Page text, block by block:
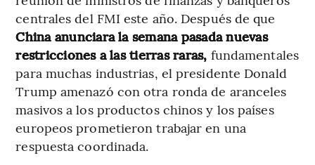
centrales del FMI este año. Después de que
China anunciara la semana pasada nuevas
restricciones a las tierras raras, fundamentales
para muchas industrias, el presidente Donald
Trump amenazó con otra ronda de aranceles
masivos a los productos chinos y los países
europeos prometieron trabajar en una
respuesta coordinada.